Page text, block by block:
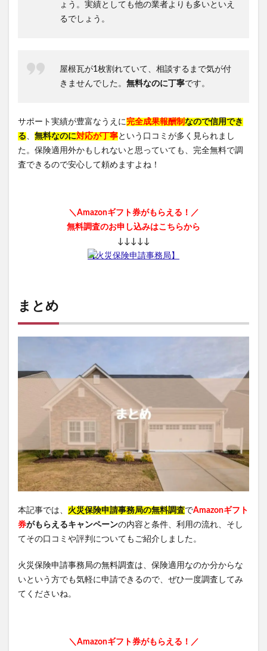
ょう。実績としても他の業者よりも多いといえ
るでしょう。
屋根瓦が1枚割れていて、相談するまで気が付
きませんでした。 無料なのに丁寧です。
サポート実績が豊富なうえに完全成果報酬制 なので信用でき
る、 無料なのに対応が丁寧という口コミが多く見られまし
た。保険適用外かもしれないと思っていても、完全無料で調
査できるので安心して頼めますよね！
＼Amazonギフト券がもらえる！／
無料調査のお申し込みはこちらから
↓↓↓↓↓
【火災保険申請事務局】
まとめ
本記事では、 火災保険申請事務局の無料調査でAmazonギフト
券がもらえるキャンペーンの内容と条件、利用の流れ、そし
てその口コミや評判についてもご紹介しました。
火災保険申請事務局の無料調査は、保険適用なのか分からな
いという方でも気軽に申請できるので、ぜひ一度調査してみ
てくださいね。
＼Amazonギフト券がもらえる！／